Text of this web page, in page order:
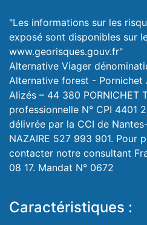
"Les informations sur les
exposé sont disponibles sur
www.georisques.gouv.fr"
Alternative Viager
Alternative forest - Pornichet
Alizés – 44 380 PORNICHET
professionnelle N° CPI 4401
délivrée par la CCI de
NAZAIRE 527 993 901. Pour
contacter notre consultant
08 17. Mandat N° 0672
Caractéristiques :